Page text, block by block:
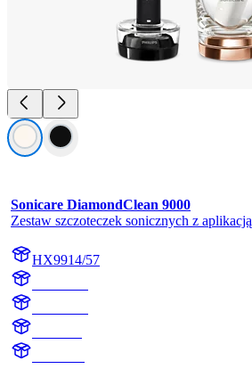
Sonicare DiamondClean 9000
Zestaw szczoteczek sonicznych z aplikacją
HX9914/57